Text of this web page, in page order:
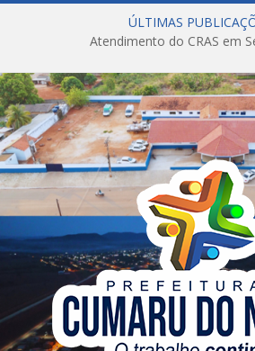
ÚLTIMAS
Atendimento do CRAS em